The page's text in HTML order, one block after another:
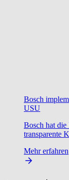
Bosch
USU
Bosch hat die
transparente
Mehr erfahren